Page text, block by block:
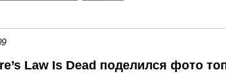
Law Is Dead поделился фото